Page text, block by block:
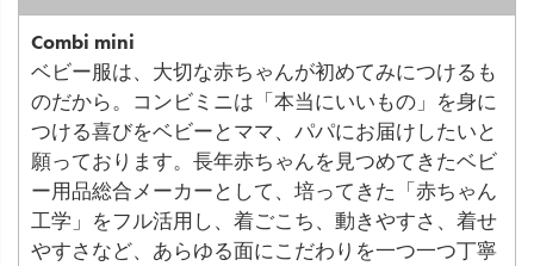
Combi mini
ベビー服は、大切な赤ちゃんが初めてみにつけるも
のだから。コンビミニは「本当にいいもの」を身に
つける喜びをベビーとママ、パパにお届けしたいと
願っております。長年赤ちゃんを見つめてきたベビ
ー用品総合メーカーとして、培ってきた「赤ちゃん
工学」をフル活用し、着ごこち、動きやすさ、着せ
やすさなど、あらゆる面にこだわりを一つ一つ丁寧